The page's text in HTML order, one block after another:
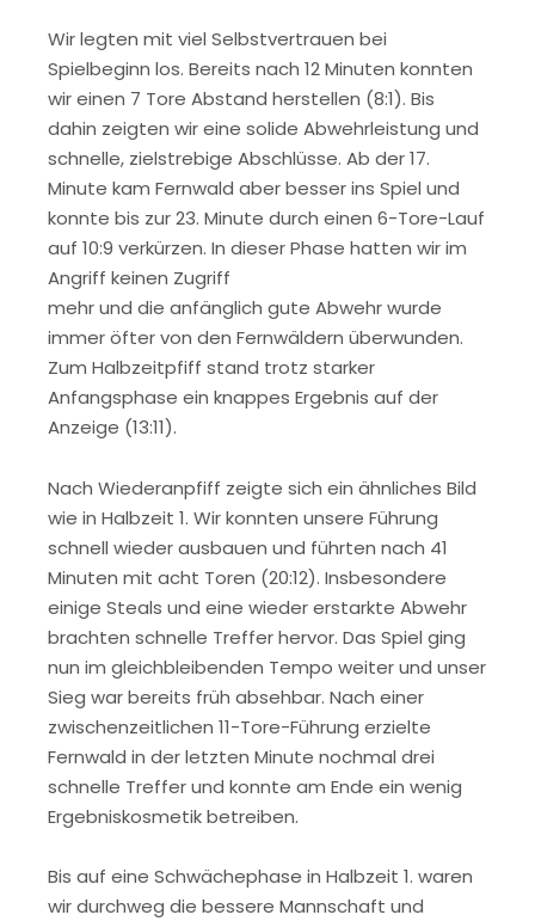
Wir legten mit viel Selbstvertrauen bei
Spielbeginn los. Bereits nach 12 Minuten konnten
wir einen 7 Tore Abstand herstellen (8:1). Bis
dahin zeigten wir eine solide Abwehrleistung und
schnelle, zielstrebige Abschlüsse. Ab der 17.
Minute kam Fernwald aber besser ins Spiel und
konnte bis zur 23. Minute durch einen 6-Tore-Lauf
auf 10:9 verkürzen. In dieser Phase hatten wir im
Angriff keinen Zugriff
mehr und die anfänglich gute Abwehr wurde
immer öfter von den Fernwäldern überwunden.
Zum Halbzeitpfiff stand trotz starker
Anfangsphase ein knappes Ergebnis auf der
Anzeige (13:11).
Nach Wiederanpfiff zeigte sich ein ähnliches Bild
wie in Halbzeit 1. Wir konnten unsere Führung
schnell wieder ausbauen und führten nach 41
Minuten mit acht Toren (20:12). Insbesondere
einige Steals und eine wieder erstarkte Abwehr
brachten schnelle Treffer hervor. Das Spiel ging
nun im gleichbleibenden Tempo weiter und unser
Sieg war bereits früh absehbar. Nach einer
zwischenzeitlichen 11-Tore-Führung erzielte
Fernwald in der letzten Minute nochmal drei
schnelle Treffer und konnte am Ende ein wenig
Ergebniskosmetik betreiben.
Bis auf eine Schwächephase in Halbzeit 1. waren
wir durchweg die bessere Mannschaft und